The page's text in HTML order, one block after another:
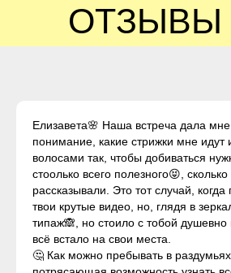
ОТЗЫВЫ
Елизавета🌸 Наша встреча дала
понимание, какие стрижки мне идут
волосами так, чтобы добиваться
стоолько всего полезного😝,
рассказывали. Это тот случай,
твои крутые видео, но, глядя в
типаж🙈, но стоило с тобой душевно
всё встало на свои места.
🤔 Как можно пребывать в